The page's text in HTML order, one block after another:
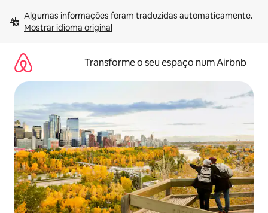
para
Mostrar idioma original
Transforme o seu espaço num Airbnb